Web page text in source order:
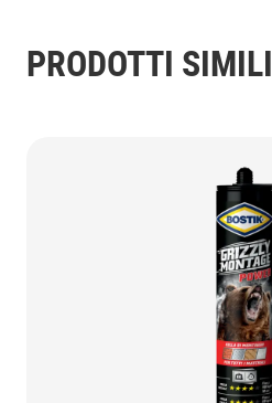
PRODOTTI SIMILI